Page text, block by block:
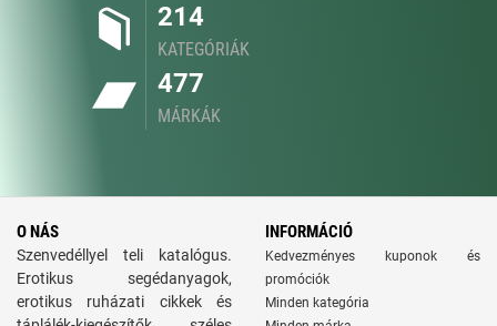
214
KATEGÓRIÁK
477
MÁRKÁK
O NÁS
Szenvedéllyel teli katalógus.
Erotikus segédanyagok,
erotikus ruházati cikkek és
INFORMÁCIÓ
Kedvezményes kuponok és
promóciók
Minden kategória